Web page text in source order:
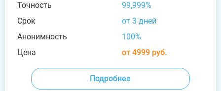
Точность
99,999%
Срок
от 3 дней
Анонимность
100%
Цена
от 4999 руб.
Подробнее